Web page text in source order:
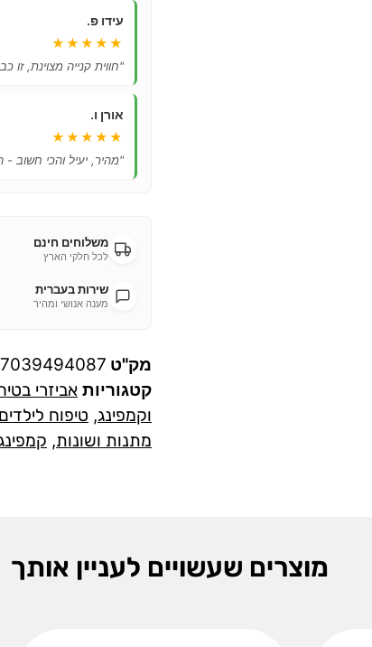
עידו פ.
★★★★★
"חווית קנייה מצוינת, זו
אורן ו.
★★★★★
"מהיר, יעיל והכי חשוב -
משלוחים חינם
לכל חלקי הארץ
שירות בעברית
מענה אנושי ומהיר
מק"ט
קטגוריות אביזרי
וקמפינג, טיפוח
מתנות ושונות,
מוצרים שעשויים לעניין אותך